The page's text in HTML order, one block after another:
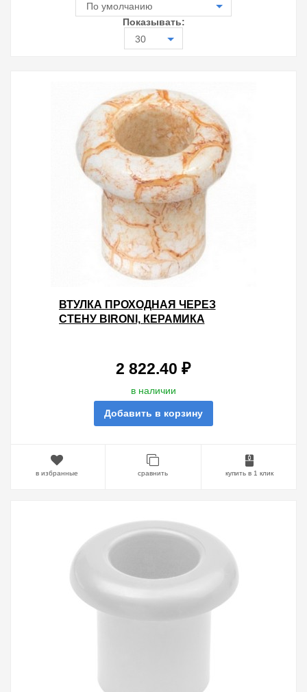
По умолчанию
Показывать:
30
ВТУЛКА ПРОХОДНАЯ ЧЕРЕЗ
СТЕНУ BIRONI, КЕРАМИКА
2 822.40 ₽
в наличии
Добавить в корзину
в избранные сравнить купить в 1 клик